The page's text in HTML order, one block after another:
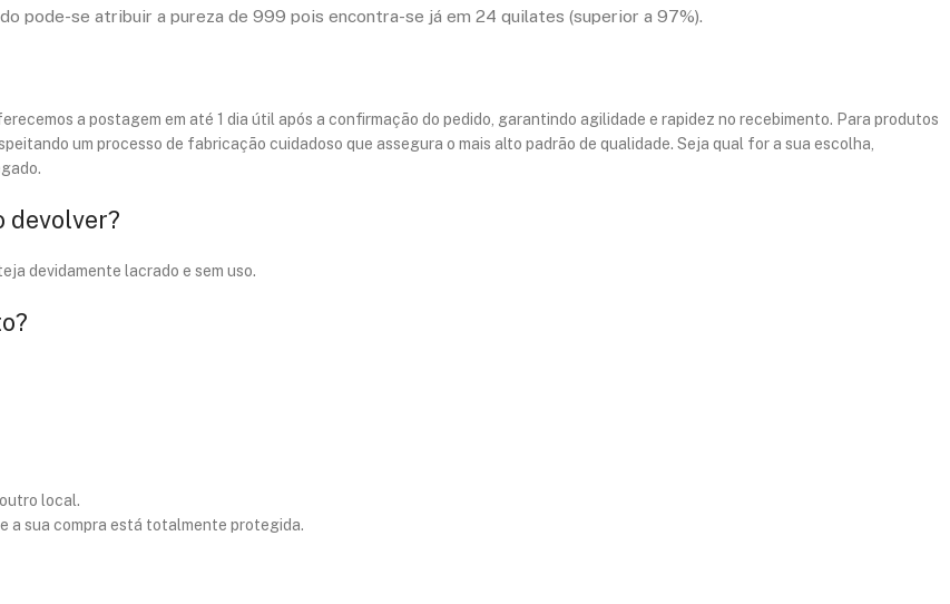
pode-se atribuir a pureza de 999 pois encontra-se já em 24 quilates (superior a 97%).
a postagem em até 1 dia útil após a confirmação do pedido, garantindo agilidade e rapidez no recebimento. Para produtos
um processo de fabricação cuidadoso que assegura o mais alto padrão de qualidade. Seja qual for a sua escolha,
devolver?
devidamente lacrado e sem uso.
local.
a sua compra está totalmente protegida.